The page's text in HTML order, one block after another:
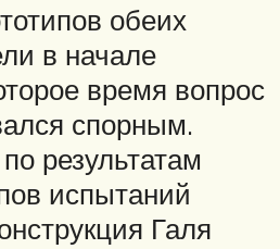
обеих
в начале
время вопрос
спорным.
результатам
испытаний
Галя